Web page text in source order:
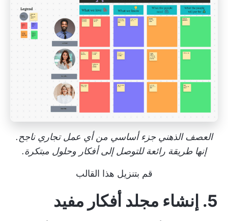
العصف الذهني جزء أساسي من أي عمل تجاري ناجح.
إنها طريقة رائعة للتوصل إلى أفكار وحلول مبتكرة.
قم بتنزيل هذا القالب
5. إنشاء مجلد أفكار مفيد